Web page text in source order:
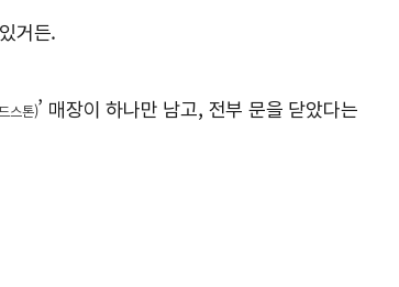
거든.
스톤)’ 매장이 하나만 남고, 전부 문을 닫았다는